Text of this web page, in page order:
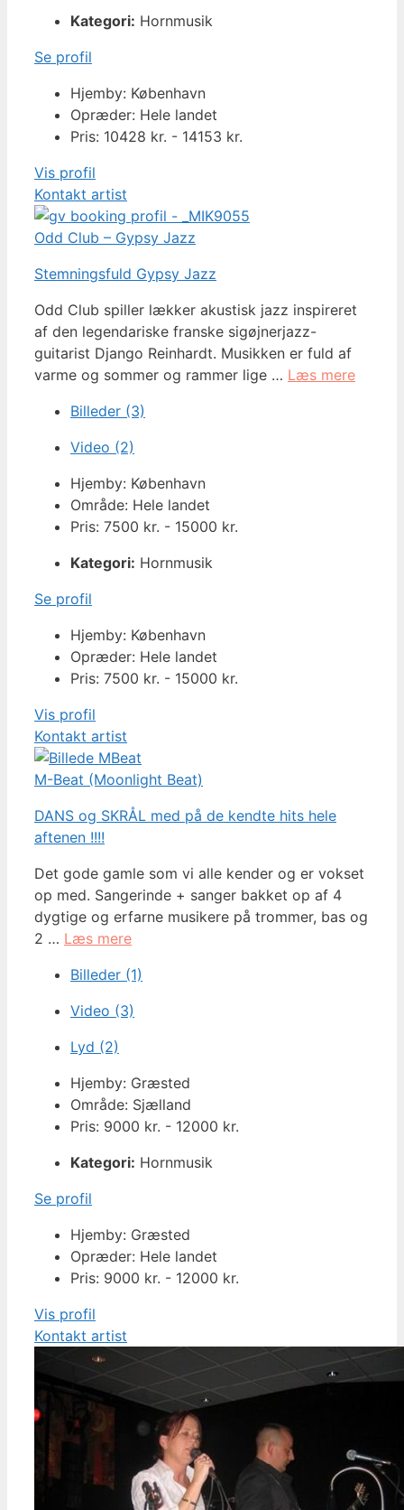
Kategori: Hornmusik
Se profil
Hjemby: København
Opræder: Hele landet
Pris: 10428 kr. - 14153 kr.
Vis profil
Kontakt artist
Odd Club – Gypsy Jazz
Stemningsfuld Gypsy Jazz
Odd Club spiller lækker akustisk jazz inspireret
af den legendariske franske sigøjnerjazz-
guitarist Django Reinhardt. Musikken er fuld af
varme og sommer og rammer lige … Læs mere
Billeder (3)
Video (2)
Hjemby: København
Område: Hele landet
Pris: 7500 kr. - 15000 kr.
Kategori: Hornmusik
Se profil
Hjemby: København
Opræder: Hele landet
Pris: 7500 kr. - 15000 kr.
Vis profil
Kontakt artist
M-Beat (Moonlight Beat)
DANS og SKRÅL med på de kendte hits hele
aftenen !!!!
Det gode gamle som vi alle kender og er vokset
op med. Sangerinde + sanger bakket op af 4
dygtige og erfarne musikere på trommer, bas og
2 … Læs mere
Billeder (1)
Video (3)
Lyd (2)
Hjemby: Græsted
Område: Sjælland
Pris: 9000 kr. - 12000 kr.
Kategori: Hornmusik
Se profil
Hjemby: Græsted
Opræder: Hele landet
Pris: 9000 kr. - 12000 kr.
Vis profil
Kontakt artist